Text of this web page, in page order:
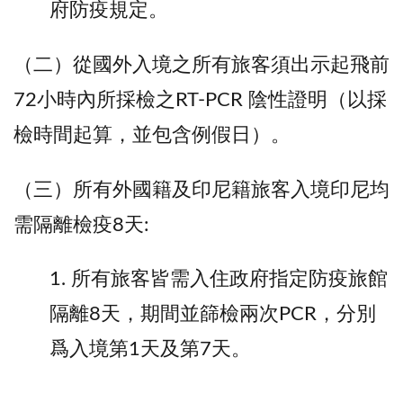
府防疫規定。
（二）從國外入境之所有旅客須出示起飛前
72小時內所採檢之RT-PCR 陰性證明（以採
檢時間起算，並包含例假日）。
（三）所有外國籍及印尼籍旅客入境印尼均
需隔離檢疫8天:
1. 所有旅客皆需入住政府指定防疫旅館
隔離8天，期間並篩檢兩次PCR，分別
爲入境第1天及第7天。